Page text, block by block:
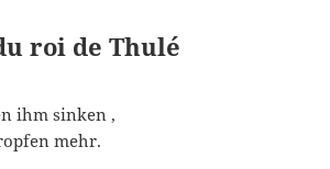
roi de Thulé
ihm sinken ,
mehr.